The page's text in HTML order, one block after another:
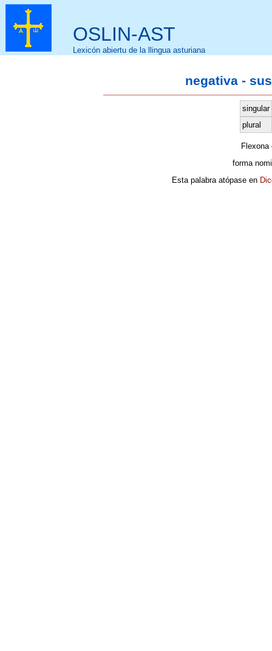
OSLIN-AST
Lexicón abiertu de la llingua asturiana
negativa -
singular
plural
forma
Esta palabra atópase en